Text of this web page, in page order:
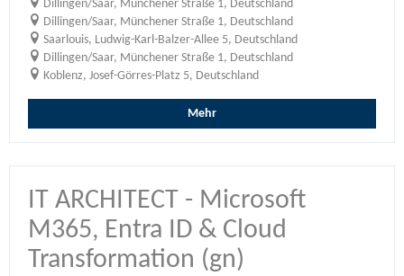
Dillingen/Saar, Münchener Straße 1, Deutschland
Dillingen/Saar, Münchener Straße 1, Deutschland
Saarlouis, Ludwig-Karl-Balzer-Allee 5, Deutschland
Dillingen/Saar, Münchener Straße 1, Deutschland
Koblenz, Josef-Görres-Platz 5, Deutschland
Mehr
IT ARCHITECT - Microsoft
M365, Entra ID & Cloud
Transformation (gn)